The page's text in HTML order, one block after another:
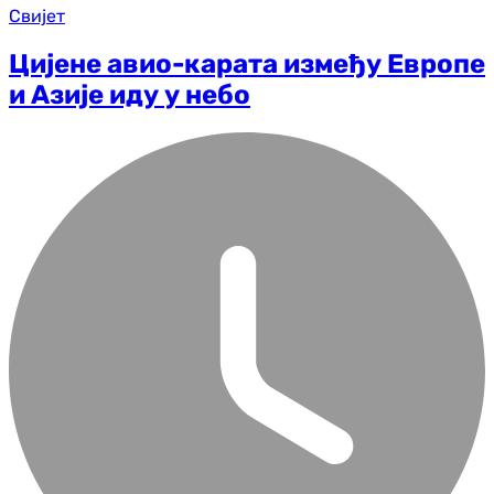
Свијет
Цијене авио-карата између Европе
и Азије иду у небо